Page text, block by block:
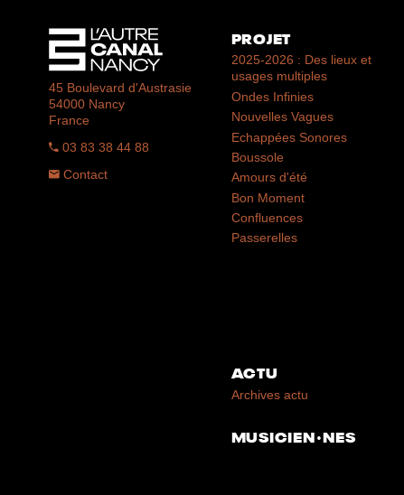
45 Boulevard d'Austrasie
54000 Nancy
France
03 83 38 44 88
Contact
PROJET
2025-2026 : Des lieux et
usages multiples
Ondes Infinies
Nouvelles Vagues
Echappées Sonores
Boussole
Amours d'été
Bon Moment
Confluences
Passerelles
ACTU
Archives actu
MUSICIEN·NES